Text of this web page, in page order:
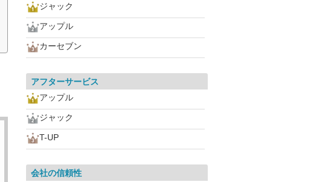
ジャック
アップル
カーセブン
アフターサービス
アップル
ジャック
T-UP
会社の信頼性